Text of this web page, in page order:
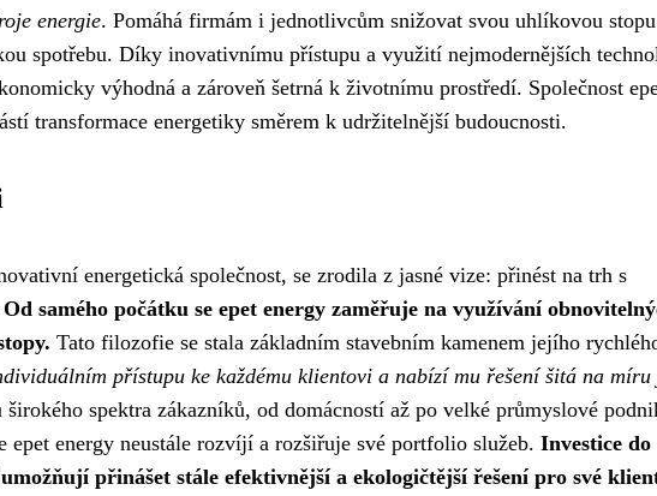
energie. Pomáhá firmám i jednotlivcům snižovat svou uhlíkovou
spotřebu. Díky inovativnímu přístupu a využití nejmodernějších
výhodná a zároveň šetrná k životnímu prostředí. Společnost
transformace energetiky směrem k udržitelnější budoucnosti.
energetická společnost, se zrodila z jasné vize: přinést na trh s
Od samého počátku se epet energy zaměřuje na využívání
Tato filozofie se stala základním stavebním kamenem jejího
přístupu ke každému klientovi a nabízí mu řešení šitá na míru
spektra zákazníků, od domácností až po velké průmyslové
epet energy neustále rozvíjí a rozšiřuje své portfolio služeb. Investice do
přinášet stále efektivnější a ekologičtější řešení pro své